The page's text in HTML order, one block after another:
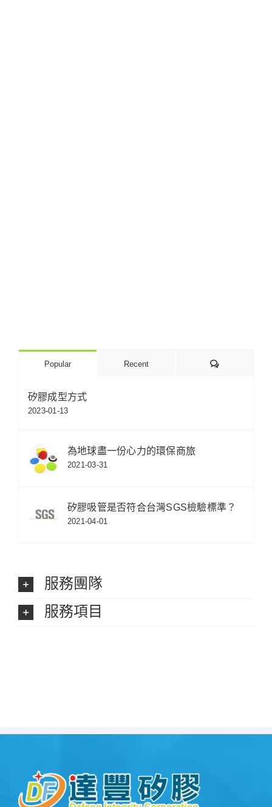
Popular Recent Comments
矽膠成型方式
2023-01-13
為地球盡一份心力的環保商旅
2021-03-31
矽膠吸管是否符合台灣SGS檢驗標準？
2021-04-01
服務團隊
服務項目